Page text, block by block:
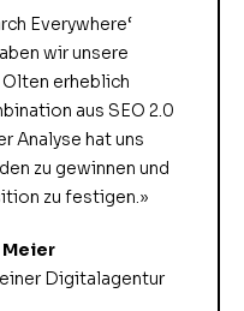
Everywhere‘
wir unsere
erheblich
aus SEO 2.0
Analyse hat uns
zu gewinnen und
zu festigen.»
Digitalagentur